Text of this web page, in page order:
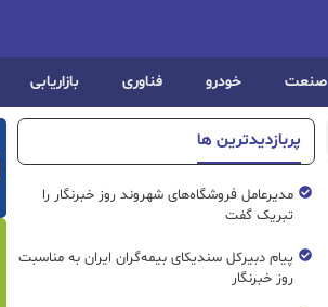
صنعت خودرو فناوری بازاریابی
پربازدیدترین ها
مدیرعامل فروشگاه‌های شهروند روز خبرنگار را
تبریک گفت
پیام دبیرکل سندیکای بیمه‌گران ایران به مناسبت
روز خبرنگار